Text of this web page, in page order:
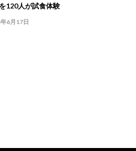
120人が試食体験
6月17日